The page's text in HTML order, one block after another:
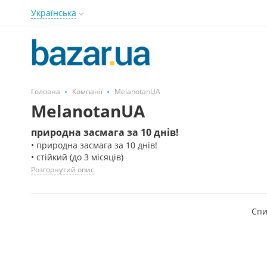
Українська
Головна Компанії MelanotanUA
MelanotanUA
природна засмага за 10 днів!
• природна засмага за 10 днів!
• стійкий (до 3 місяців)
Розгорнутий опис